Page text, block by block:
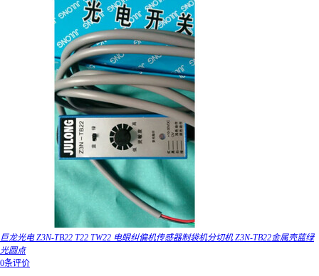
巨龙光电 Z3N-TB22 T22 TW22 电眼纠偏机传感器制袋机分切机 Z3N-TB22金属壳蓝绿
光圆点
0条评价